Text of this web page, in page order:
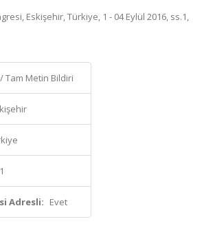
Eskişehir, Türkiye, 1 - 04 Eylül 2016, ss.1,
Tam Metin Bildiri
Adresli: Evet